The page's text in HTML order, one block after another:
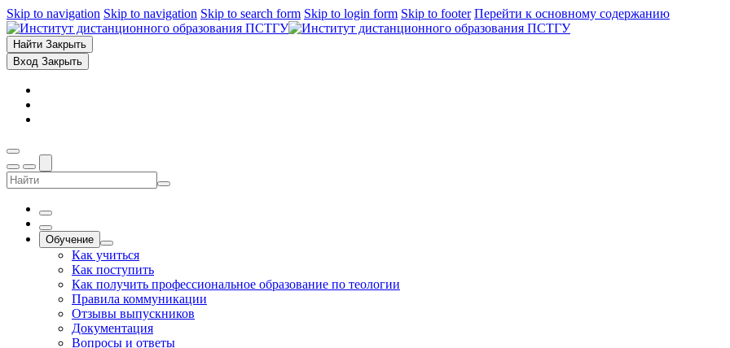
Skip to navigation Skip to navigation Skip to search form Skip to login form Skip to footer Перейти к основному содержанию
Найти Закрыть
Вход Закрыть
Обучение
Как учиться
Как поступить
Как получить профессиональное образование по теологии
Правила коммуникации
Отзывы выпускников
Документация
Вопросы и ответы